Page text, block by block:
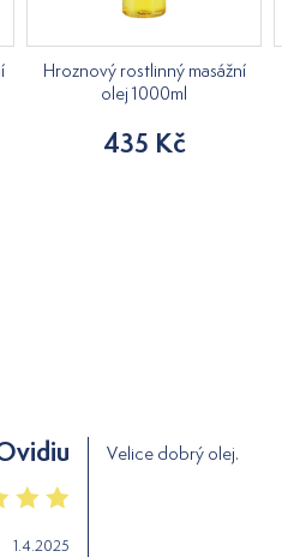
Hroznový rostlinný masážní
olej 1000ml
435 Kč
1.4.2025
Velice dobrý olej.